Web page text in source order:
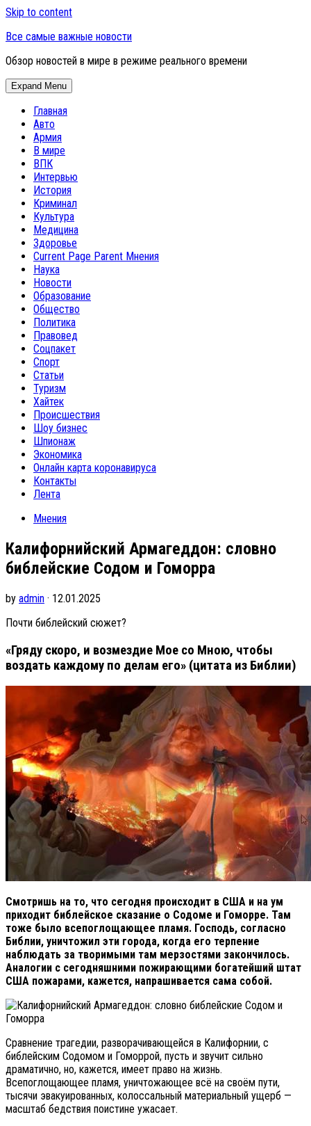
Skip to content
Все самые важные новости
Обзор новостей в мире в режиме реального времени
Expand Menu
Главная
Авто
Армия
В мире
ВПК
Интервью
История
Криминал
Культура
Медицина
Здоровье
Current Page Parent Мнения
Наука
Новости
Образование
Общество
Политика
Правовед
Соцпакет
Спорт
Статьи
Туризм
Хайтек
Происшествия
Шоу бизнес
Шпионаж
Экономика
Онлайн карта коронавируса
Контакты
Лента
Мнения
Калифорнийский Армагеддон: словно
библейские Содом и Гоморра
by admin · 12.01.2025
Почти библейский сюжет?
«Гряду скоро, и возмездие Мое со Мною, чтобы
воздать каждому по делам его» (цитата из Библии)
Смотришь на то, что сегодня происходит в США и на ум
приходит библейское сказание о Содоме и Гоморре. Там
тоже было всепоглощающее пламя. Господь, согласно
Библии, уничтожил эти города, когда его терпение
наблюдать за творимыми там мерзостями закончилось.
Аналогии с сегодняшними пожирающими богатейший штат
США пожарами, кажется, напрашивается сама собой.
Сравнение трагедии, разворачивающейся в Калифорнии, с
библейским Содомом и Гоморрой, пусть и звучит сильно
драматично, но, кажется, имеет право на жизнь.
Всепоглощающее пламя, уничтожающее всё на своём пути,
тысячи эвакуированных, колоссальный материальный ущерб —
масштаб бедствия поистине ужасает.